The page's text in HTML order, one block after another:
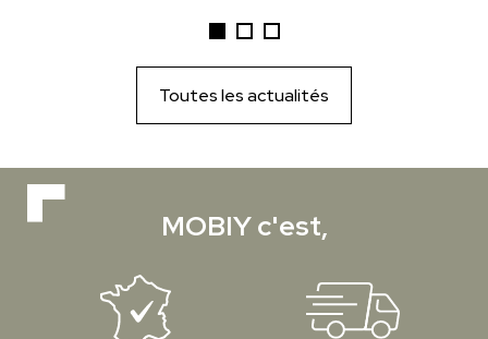
Toutes les actualités
MOBIY c'est,